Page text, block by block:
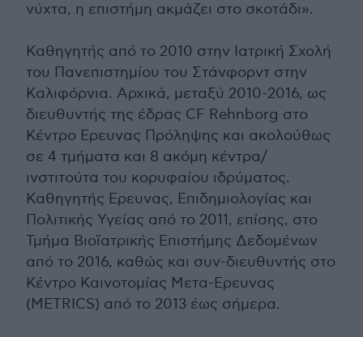
νύχτα, η επιστήμη ακμάζει στο σκοτάδι».
Καθηγητής από το 2010 στην Ιατρική Σχολή
του Πανεπιστημίου του Στάνφορντ στην
Καλιφόρνια. Αρχικά, μεταξύ 2010-2016, ως
διευθυντής της έδρας CF Rehnborg στο
Κέντρο Ερευνας Πρόληψης και ακολούθως
σε 4 τμήματα και 8 ακόμη κέντρα/
ινστιτούτα του κορυφαίου ιδρύματος.
Καθηγητής Ερευνας, Επιδημιολογίας και
Πολιτικής Υγείας από το 2011, επίσης, στο
Τμήμα Βιοϊατρικής Επιστήμης Δεδομένων
από το 2016, καθώς και συν-διευθυντής στο
Κέντρο Καινοτομίας Μετα-Ερευνας
(METRICS) από το 2013 έως σήμερα.